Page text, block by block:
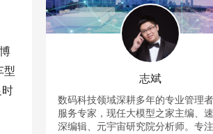
型
志斌
数码科技领域深耕多年的专业管理
服务专家，现任大模型之家主编、
深编辑、元宇宙研究院分析师。专